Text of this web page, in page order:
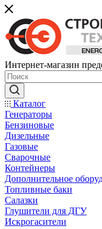
Интернет-магазин
Каталог
Генераторы
Бензиновые
Дизельные
Газовые
Сварочные
Контейнеры
Дополнительное
Топливные баки
Салазки
Глушители для ДГУ
Искрогасители